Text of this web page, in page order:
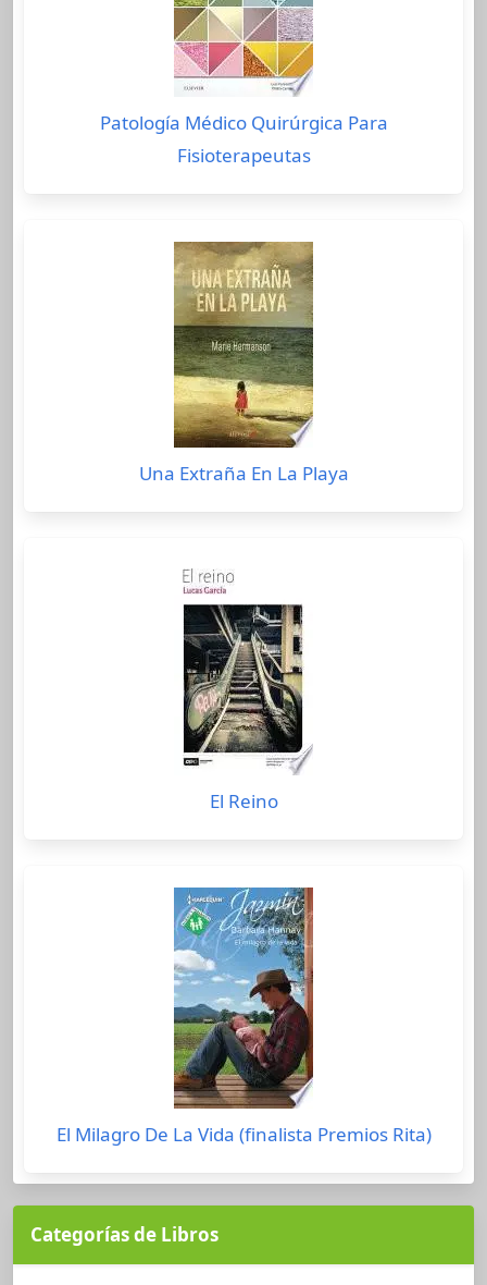
Patología Médico Quirúrgica Para
Fisioterapeutas
Una Extraña En La Playa
El Reino
El Milagro De La Vida (finalista Premios Rita)
Categorías de Libros